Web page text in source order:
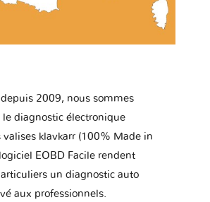
depuis 2009, nous sommes
le diagnostic électronique
klavkarr (100% Made in
EOBD Facile rendent
un diagnostic auto
aux professionnels.